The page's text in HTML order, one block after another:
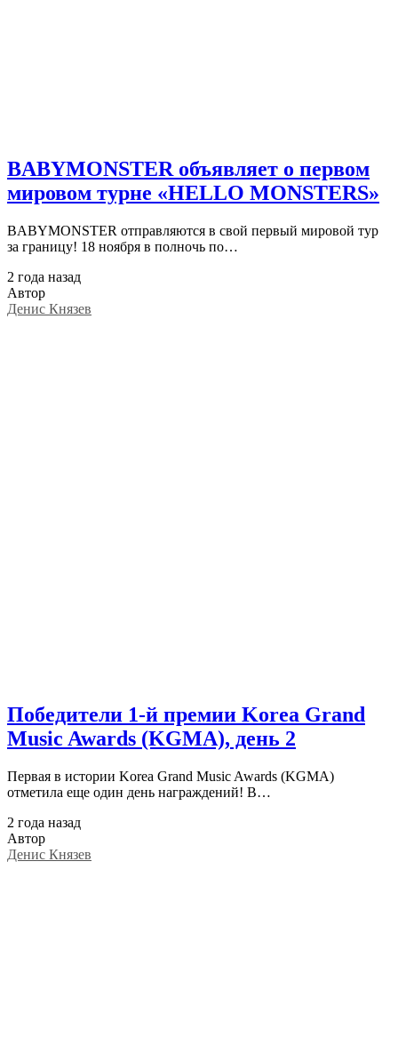
BABYMONSTER объявляет о первом
мировом турне «HELLO MONSTERS»
BABYMONSTER отправляются в свой первый мировой тур
за границу! 18 ноября в полночь по…
2 года назад
Автор
Денис Князев
Победители 1-й премии Korea Grand
Music Awards (KGMA), день 2
Первая в истории Korea Grand Music Awards (KGMA)
отметила еще один день награждений! В…
2 года назад
Автор
Денис Князев